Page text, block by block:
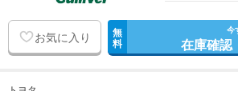
お気に入り 無
料
今
在庫確認